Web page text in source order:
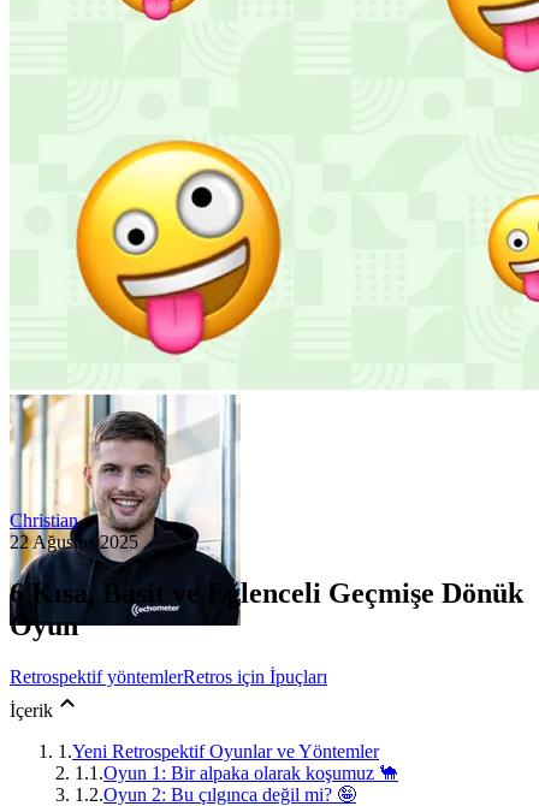
Christian
22 Ağustos 2025
6 Kısa, Basit ve Eğlenceli Geçmişe Dönük
Oyun
Retrospektif yöntemlerRetros için İpuçları
İçerik
1.Yeni Retrospektif Oyunlar ve Yöntemler
1.1.Oyun 1: Bir alpaka olarak koşumuz 🐪
1.2.Oyun 2: Bu çılgınca değil mi? 🤪